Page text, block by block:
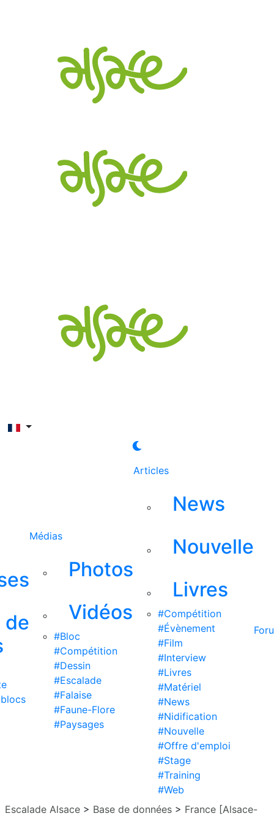
de
Médias
Photos
Vidéos
#Bloc
#Compétition
#Dessin
#Escalade
#Falaise
#Faune-Flore
#Paysages
Articles
News
Nouvelle
Livres
#Compétition
#Évènement
#Film
#Interview
#Livres
#Matériel
#News
#Nidification
#Nouvelle
#Offre d'emploi
#Stage
#Training
#Web
Escalade Alsace > Base de données > France [Alsace-